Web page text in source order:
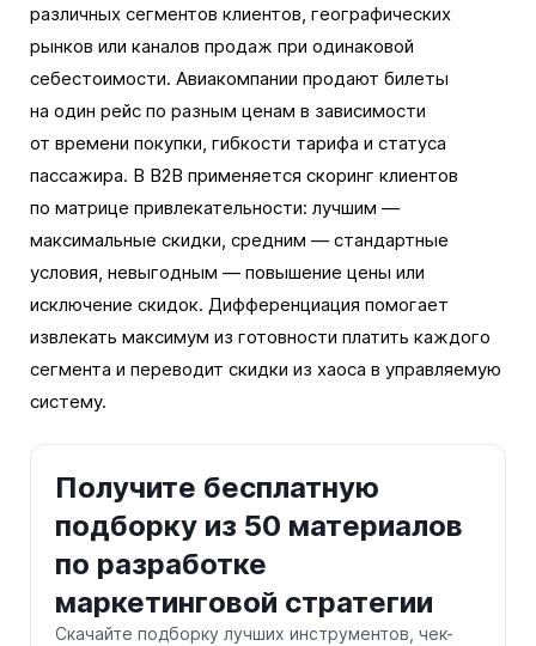
различных сегментов клиентов, географических
рынков или каналов продаж при одинаковой
себестоимости. Авиакомпании продают билеты
на один рейс по разным ценам в зависимости
от времени покупки, гибкости тарифа и статуса
пассажира. В B2B применяется скоринг клиентов
по матрице привлекательности: лучшим —
максимальные скидки, средним — стандартные
условия, невыгодным — повышение цены или
исключение скидок. Дифференциация помогает
извлекать максимум из готовности платить каждого
сегмента и переводит скидки из хаоса в управляемую
систему.
Получите бесплатную
подборку из 50 материалов
по разработке
маркетинговой стратегии
Скачайте подборку лучших инструментов, чек-